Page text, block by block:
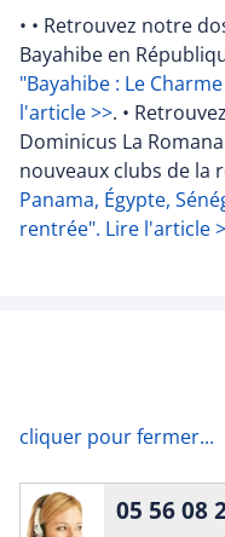
• • Retrouvez notre
Bayahibe en
"Bayahibe : Le
l'article >>. •
Dominicus La
nouveaux clubs de la
Panama, Égypte,
rentrée". Lire l'article
cliquer pour fermer...
05 56 08